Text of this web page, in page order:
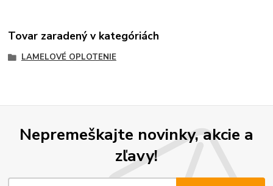
Tovar zaradený v kategóriách
LAMELOVÉ OPLOTENIE
Nepremeškajte novinky, akcie a
zľavy!